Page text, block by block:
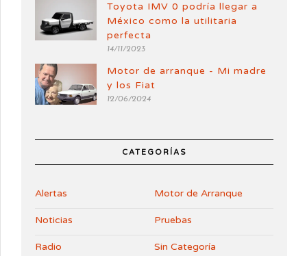
Toyota IMV 0 podría llegar a
México como la utilitaria
perfecta
14/11/2023
Motor de arranque - Mi madre
y los Fiat
12/06/2024
CATEGORÍAS
Alertas Motor de Arranque
Noticias Pruebas
Radio Sin Categoría